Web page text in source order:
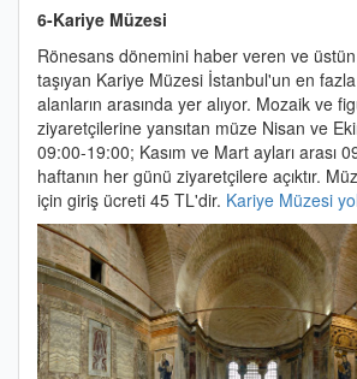
6-Kariye Müzesi
Rönesans dönemini haber veren ve
taşıyan Kariye Müzesi İstanbul'un en
alanların arasında yer alıyor. Mozaik ve
ziyaretçilerine yansıtan müze Nisan ve
09:00-19:00; Kasım ve Mart ayları arası
haftanın her günü ziyaretçilere açıktır.
için giriş ücreti 45 TL'dir. Kariye Müzesi